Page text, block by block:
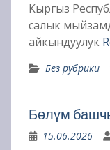
Кыргыз
салык
айкындуулук
Без рубрики
Бөлүм
15.06.2026